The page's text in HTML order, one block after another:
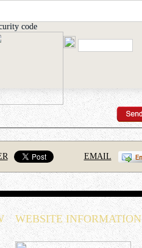
code
EMAIL
WEBSITE INFORMATION